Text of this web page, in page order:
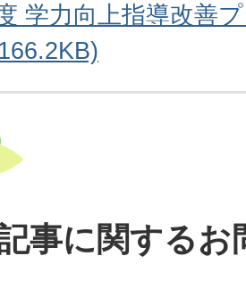
学力向上指導改善
事に関するお